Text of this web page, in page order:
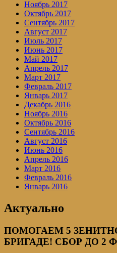
Ноябрь 2017
Октябрь 2017
Сентябрь 2017
Август 2017
Июль 2017
Июнь 2017
Май 2017
Апрель 2017
Март 2017
Февраль 2017
Январь 2017
Декабрь 2016
Ноябрь 2016
Октябрь 2016
Сентябрь 2016
Август 2016
Июнь 2016
Апрель 2016
Март 2016
Февраль 2016
Январь 2016
Актуально
ПОМОГАЕМ 5
БРИГАДЕ! СБОР ДО 2